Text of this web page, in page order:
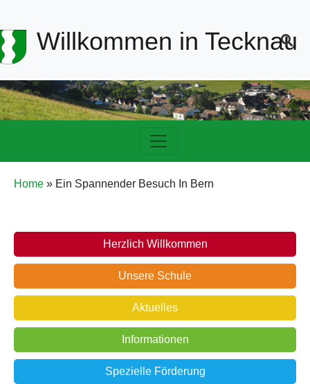
Navigation
Willkommen in Tecknau
Pfadnavigation
Home Ein Spannender Besuch In Bern
Schule Herzlich Willkommen
Unsere Schule
Aktuelles
Informationen
Spezielle Förderung